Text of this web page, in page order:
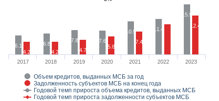
6.1 6.8
7.8 7.6
10.5 11.4
15.9
4.2 4.2 4.7
5.8
7.4
12.4
Объем кредитов, выданных МСБ за год
Задолженность субъектов МСБ на конец года
Годовой темп прироста объема кредитов, выданных МСБ
Годовой темп прироста задолженности субъектов МСБ
2017 2018 2019 2020 2021 2022 2023